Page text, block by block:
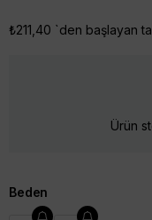
₺211,40 `den başlayan
Ürün
Beden